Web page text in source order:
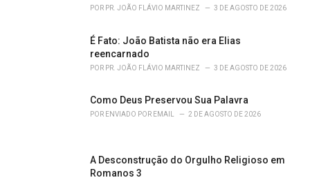
POR PR. JOÃO FLÁVIO MARTINEZ 3 DE AGOSTO DE 2026
É Fato: João Batista não era Elias
reencarnado
POR PR. JOÃO FLÁVIO MARTINEZ 3 DE AGOSTO DE 2026
Como Deus Preservou Sua Palavra
POR ENVIADO POR EMAIL 2 DE AGOSTO DE 2026
A Desconstrução do Orgulho Religioso em
Romanos 3